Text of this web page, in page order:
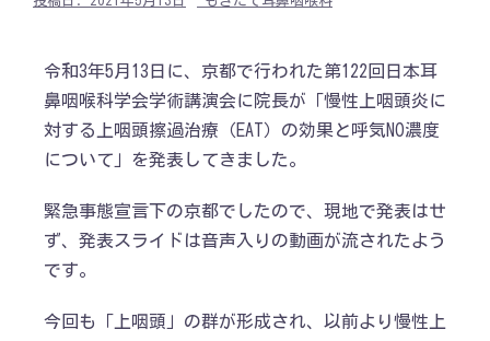
令和3年5月13日に、京都で行われた第122回日本耳
鼻咽喉科学会学術講演会に院長が「慢性上咽頭炎に
対する上咽頭擦過治療（EAT）の効果と呼気NO濃度
について」を発表してきました。
緊急事態宣言下の京都でしたので、現地で発表はせ
ず、発表スライドは音声入りの動画が流されたよう
です。
今回も「上咽頭」の群が形成され、以前より慢性上